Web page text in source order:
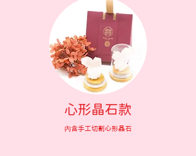
心形晶石款
內含手工切割心形晶石